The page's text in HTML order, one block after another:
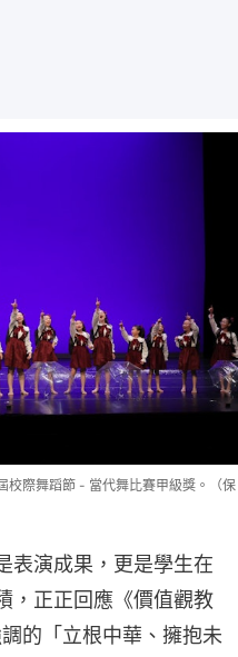
校際舞蹈節 - 當代舞比賽甲級獎。（保
表演成果，更是學生在
，正正回應《價值觀教
的「立根中華、擁抱未